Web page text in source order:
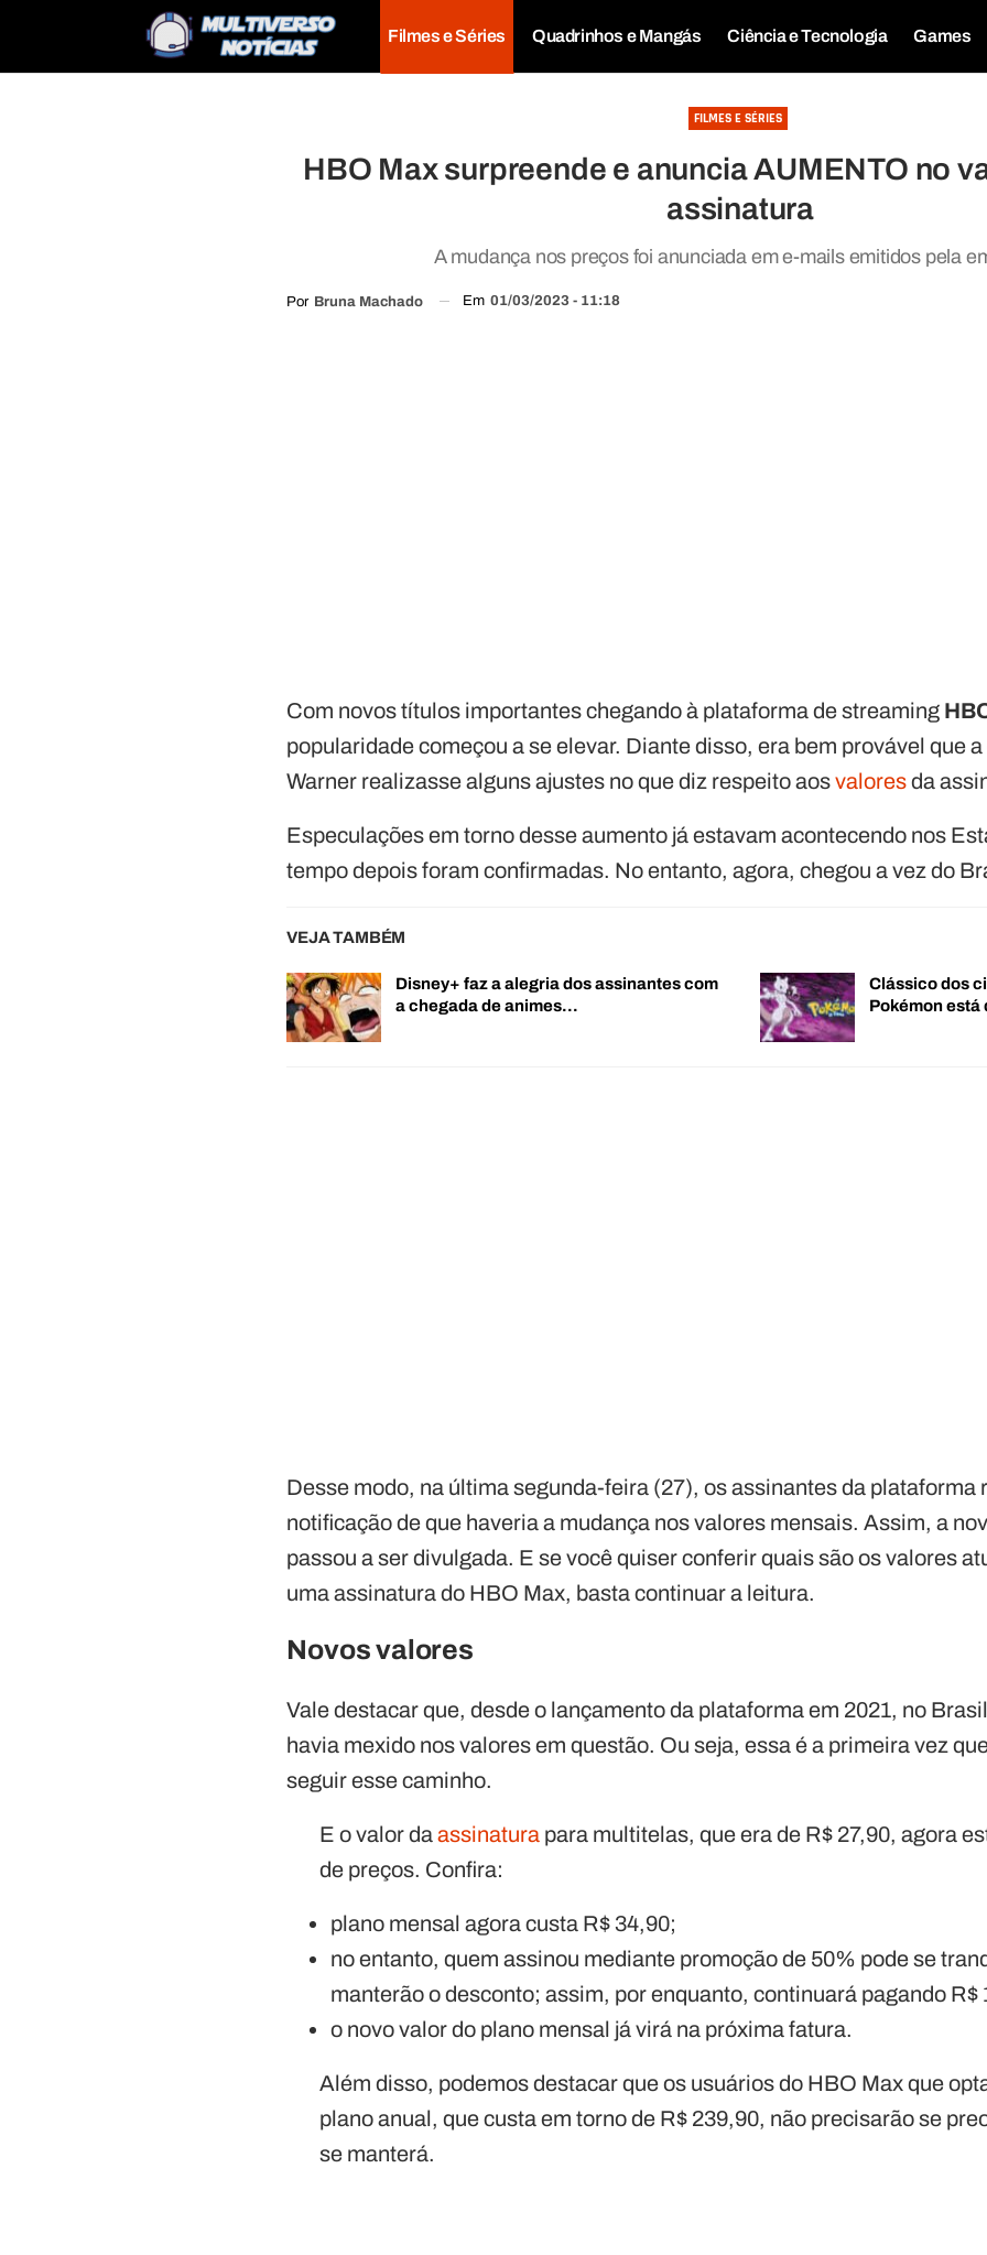
Filmes e Séries Quadrinhos e Mangás Ciência e Tecnologia Games
FILMES E SÉRIES
HBO Max surpreende e anuncia AUMENTO no
assinatura
A mudança nos preços foi anunciada em e-mails emitidos pela
Por Bruna Machado Em 01/03/2023 - 11:18
Com novos títulos importantes chegando à plataforma de streaming
popularidade começou a se elevar. Diante disso, era bem provável que
Warner realizasse alguns ajustes no que diz respeito aosvaloresda
Especulações em torno desse aumento já estavam acontecendo nos
tempo depois foram confirmadas. No entanto, agora, chegou a vez do
VEJA TAMBÉM
Disney+ faz a alegria dos assinantes com
a chegada de animes…
Clássico dos
Pokémon
Desse modo, na última segunda-feira (27), os assinantes da plataforma
notificação de que haveria a mudança nos valores mensais. Assim, a
passou a ser divulgada. E se você quiser conferir quais são os valores
uma assinatura do HBO Max, basta continuar a leitura.
Novos valores
Vale destacar que, desde o lançamento da plataforma em 2021, no
havia mexido nos valores em questão. Ou seja, essa é a primeira vez
seguir esse caminho.
E o valor daassinatura para multitelas, que era de R$ 27,90, agora
de preços. Confira:
plano mensal agora custa R$ 34,90;
no entanto, quem assinou mediante promoção de 50% pode se
manterão o desconto; assim, por enquanto, continuará pagando R$
o novo valor do plano mensal já virá na próxima fatura.
Além disso, podemos destacar que os usuários do HBO Max que
plano anual, que custa em torno de R$ 239,90, não precisarão se
se manterá.